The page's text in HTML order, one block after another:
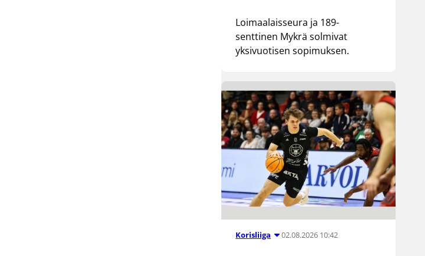
Loimaalaisseura ja 189-
senttinen Mykrä solmivat
yksivuotisen sopimuksen.
Korisliiga 02.08.2026 10:42